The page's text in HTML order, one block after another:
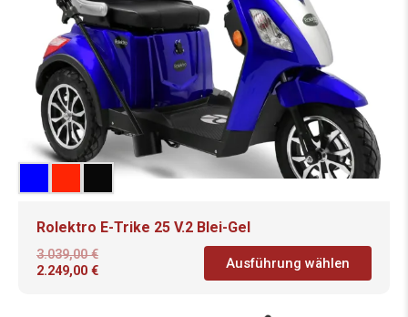
Rolektro E-Trike 25 V.2 Blei-Gel
3.039,00€
2.249,00 € Ausführung wählen